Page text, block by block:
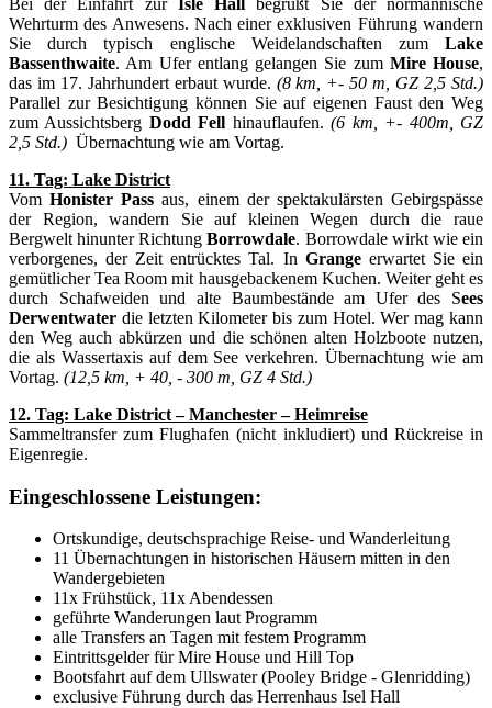
Wehrturm des Anwesens. Nach einer exklusiven Führung wandern
Sie durch typisch englische Weidelandschaften zum Lake
Bassenthwaite. Am Ufer entlang gelangen Sie zum Mire House,
das im 17. Jahrhundert erbaut wurde. (8 km, +- 50 m, GZ 2,5 Std.)
Parallel zur Besichtigung können Sie auf eigenen Faust den Weg
zum Aussichtsberg Dodd Fell hinauflaufen.(6 km, +- 400m, GZ
2,5 Std.) Übernachtung wie am Vortag.
11. Tag: Lake District
VomHonister Pass aus, einem der spektakulärsten Gebirgspässe
der Region, wandern Sie auf kleinen Wegen durch die raue
Bergwelt hinunter RichtungBorrowdale. Borrowdale wirkt wie ein
verborgenes, der Zeit entrücktes Tal. In Grangeerwartet Sie ein
gemütlicher Tea Room mit hausgebackenem Kuchen. Weiter geht es
durch Schafweiden und alte Baumbestände am Ufer des Sees
Derwentwater die letzten Kilometer bis zum Hotel. Wer mag kann
den Weg auch abkürzen und die schönen alten Holzboote nutzen,
die als Wassertaxis auf dem See verkehren. Übernachtung wie am
Vortag. (12,5 km, + 40, - 300 m, GZ 4 Std.)
12. Tag: Lake District – Manchester – Heimreise
Sammeltransfer zum Flughafen (nicht inkludiert) und Rückreise in
Eigenregie.
Eingeschlossene Leistungen:
Ortskundige, deutschsprachige Reise- und Wanderleitung
11 Übernachtungen in historischen Häusern mitten in den
Wandergebieten
11x Frühstück, 11x Abendessen
geführte Wanderungen laut Programm
alle Transfers an Tagen mit festem Programm
Eintrittsgelder für Mire House und Hill Top
Bootsfahrt auf dem Ullswater (Pooley Bridge - Glenridding)
exclusive Führung durch das Herrenhaus Isel Hall